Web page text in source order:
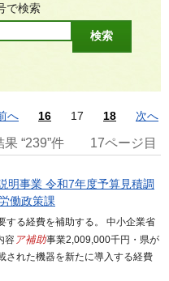
で検索
へ 16 17 18 次へ
“239”件 17ページ目
明事業 令和7年度予算見積調
働政策課
する経費を補助する。 中小企業省
容 ア補助事業2,009,000千円・県が
された機器を新たに導入する経費